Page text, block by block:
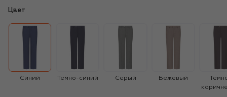
Цвет
Синий Темно-синий Серый Бежевый